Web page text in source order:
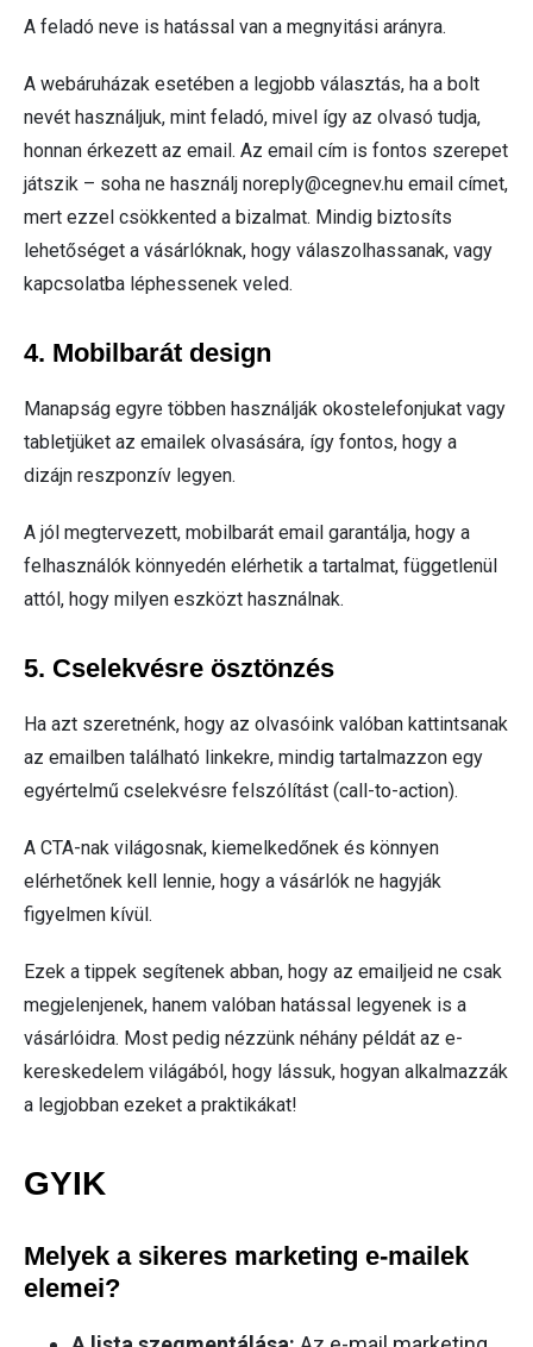
A feladó neve is hatással van a megnyitási arányra.
A webáruházak esetében a legjobb választás, ha a bolt
nevét használjuk, mint feladó, mivel így az olvasó tudja,
honnan érkezett az email. Az email cím is fontos szerepet
játszik – soha ne használj noreply@cegnev.hu email címet,
mert ezzel csökkented a bizalmat. Mindig biztosíts
lehetőséget a vásárlóknak, hogy válaszolhassanak, vagy
kapcsolatba léphessenek veled.
4. Mobilbarát design
Manapság egyre többen használják okostelefonjukat vagy
tabletjüket az emailek olvasására, így fontos, hogy a
dizájn reszponzív legyen.
A jól megtervezett, mobilbarát email garantálja, hogy a
felhasználók könnyedén elérhetik a tartalmat, függetlenül
attól, hogy milyen eszközt használnak.
5. Cselekvésre ösztönzés
Ha azt szeretnénk, hogy az olvasóink valóban kattintsanak
az emailben található linkekre, mindig tartalmazzon egy
egyértelmű cselekvésre felszólítást (call-to-action).
A CTA-nak világosnak, kiemelkedőnek és könnyen
elérhetőnek kell lennie, hogy a vásárlók ne hagyják
figyelmen kívül.
Ezek a tippek segítenek abban, hogy az emailjeid ne csak
megjelenjenek, hanem valóban hatással legyenek is a
vásárlóidra. Most pedig nézzünk néhány példát az e-
kereskedelem világából, hogy lássuk, hogyan alkalmazzák
a legjobban ezeket a praktikákat!
GYIK
Melyek a sikeres marketing e-mailek
elemei?